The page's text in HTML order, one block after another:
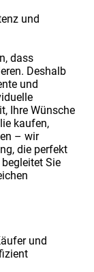
und
dass
Deshalb
und
Ihre Wünsche
kaufen,
– wir
die perfekt
Sie
und